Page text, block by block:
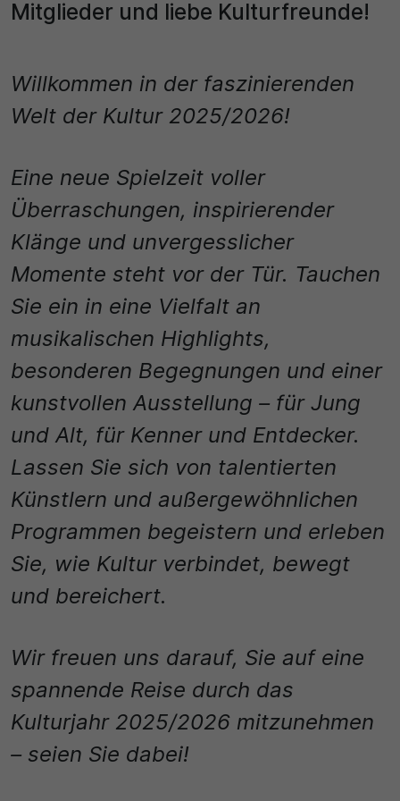
Mitglieder und liebe Kulturfreunde!
Willkommen in der faszinierenden
Welt der Kultur 2025/2026!
Eine neue Spielzeit voller
Überraschungen, inspirierender
Klänge und unvergesslicher
Momente steht vor der Tür. Tauchen
Sie ein in eine Vielfalt an
musikalischen Highlights,
besonderen Begegnungen und einer
kunstvollen Ausstellung – für Jung
und Alt, für Kenner und Entdecker.
Lassen Sie sich von talentierten
Künstlern und außergewöhnlichen
Programmen begeistern und erleben
Sie, wie Kultur verbindet, bewegt
und bereichert.
Wir freuen uns darauf, Sie auf eine
spannende Reise durch das
Kulturjahr 2025/2026 mitzunehmen
– seien Sie dabei!
Name
Anbieter
Cookie Consent / Ahlen
Zweck
Dieser Wert speichert Ihre Consent-Einstellungen.
historische Speicherung Ihrer vorgenommen
Einstellungen, falls der Webseiten-Betreiber dies
Matomo
1 Jahr
Zweck
Wird für statistische Zwecke verwendet, um Details
wie die eindeutige Besucher-ID zu speichern.
Name
_pk_ses\..*$
Matomo
Laufzeit
30 Minuten
Zweck
Wird für statistische Zwecke verwendet, um
vorübergehende Daten des Besuchs zu speichern.